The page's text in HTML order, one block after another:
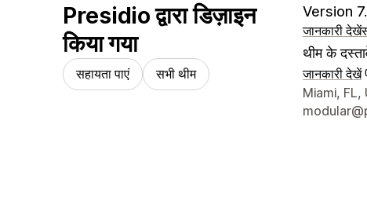
Presidio द्वारा डिज़ाइन
किया गया
सहायता पाएं सभी थीम
Version
जानकारी देखें
थीम के
जानकारी देखें
डिज़ाइनर के
Miami, FL,